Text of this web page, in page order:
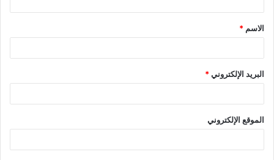
الاسم *
البريد الإلكتروني*
الموقع الإلكتروني